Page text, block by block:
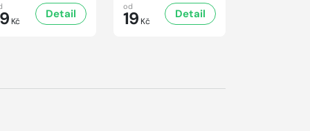
Kč
Detail
od
19 Kč
Detail